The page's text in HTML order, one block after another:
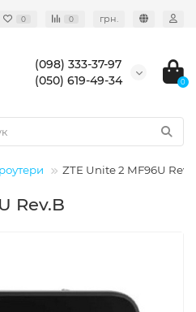
0 0 грн.
(098) 333-37-97
(050) 619-49-34
0
ZTE Unite 2 MF96U
Rev.B